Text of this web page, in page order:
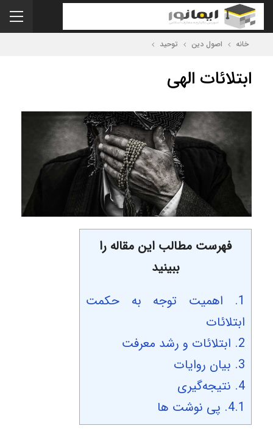
خانه اصول دین توحید
ابتلائات الهی
فهرست مطالب این مقاله را
ببینید
1.
اهمیت توجه به حکمت
ابتلائات
2. ابتلائات و رشد معرفت
3. بیان روایات
4. نتیجه‌گیری
4.1. پی نوشت ها